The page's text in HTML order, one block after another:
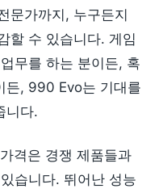
문가까지, 누구든지
할 수 있습니다. 게임
무를 하는 분이든, 혹
든, 990 Evo는 기대를
니다.
격은 경쟁 제품들과
습니다. 뛰어난 성능